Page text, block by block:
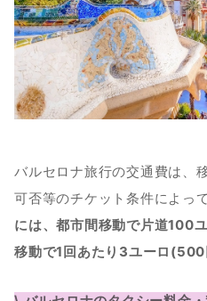
バルセロナ旅行の交通費は、
可否等のチケット条件によっ
には、都市間移動で片道100
移動で1回あたり3ユーロ